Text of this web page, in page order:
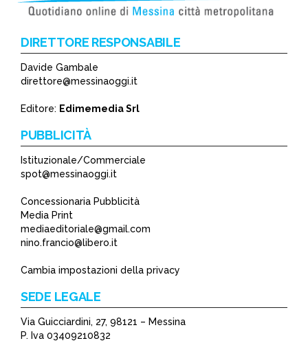
DIRETTORE RESPONSABILE
Davide Gambale
direttore@messinaoggi.it
Editore: Edimemedia Srl
PUBBLICITÀ
Istituzionale/Commerciale
spot@messinaoggi.it
Concessionaria Pubblicità
Media Print
mediaeditoriale@gmail.com
nino.francio@libero.it
Cambia impostazioni della privacy
SEDE LEGALE
Via Guicciardini, 27, 98121 – Messina
P. Iva 03409210832